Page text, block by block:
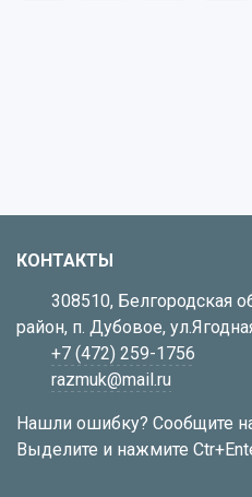
КОНТАКТЫ
308510, Белгородская
район, п. Дубовое,
+7 (472) 259-1756
razmuk@mail.ru
Нашли ошибку? Сообщите
Выделите и нажмите